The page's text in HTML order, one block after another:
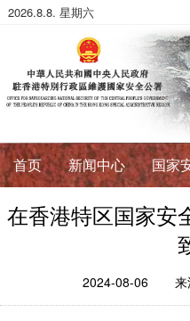
2026.8.8. 星期六
首页 新闻中心 国家
初心使命
法治典范
在香港特区国家安
2024-08-06